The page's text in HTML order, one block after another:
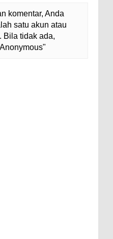
komentar, Anda
satu akun atau
Bila tidak ada,